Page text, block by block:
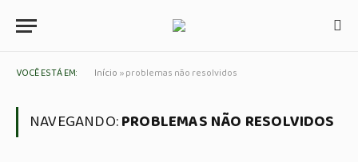
VOCÊ ESTÁ EM: Início »problemas não resolvidos
NAVEGANDO:PROBLEMAS NÃO RESOLVIDOS